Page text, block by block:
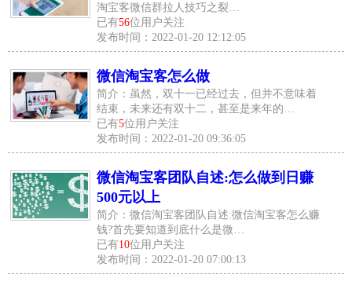
淘宝客微信群拉人技巧之裂…
已有56位用户关注
发布时间：2022-01-20 12:12:05
微信淘宝客怎么做
简介：虽然，双十一已经过去，但并不意味着
结束，未来还有双十二，甚至是来年的…
已有5位用户关注
发布时间：2022-01-20 09:36:05
微信淘宝客团队自述:怎么做到日赚
500元以上
简介：微信淘宝客团队自述:微信淘宝客怎么赚
钱?首先要知道到底什么是微…
已有10位用户关注
发布时间：2022-01-20 07:00:13